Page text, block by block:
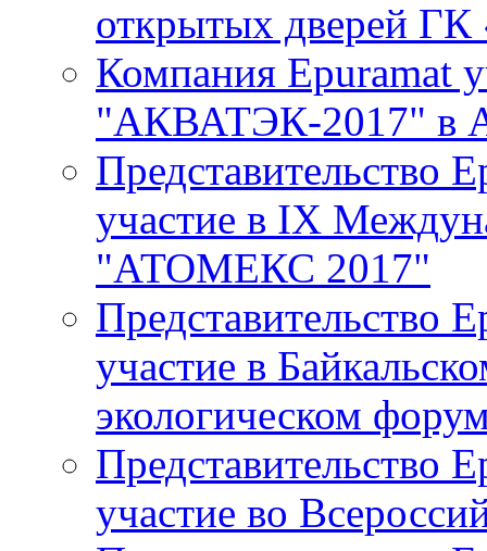
открытых дверей ГК
Компания Epuramat
"АКВАТЭК-2017" в
Представительство
участие в IХ
"АТОМЕКС 2017"
Представительство
участие в
экологическом
Представительство
участие во